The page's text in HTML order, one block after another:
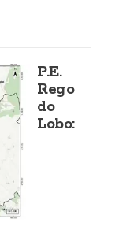
P.E.
Rego
do
Lobo: